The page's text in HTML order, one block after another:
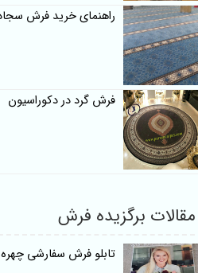
راهنمای خرید فرش سجاده ای
فرش گرد در دکوراسیون
برگزیده فرش
تابلو فرش سفارشی چهره